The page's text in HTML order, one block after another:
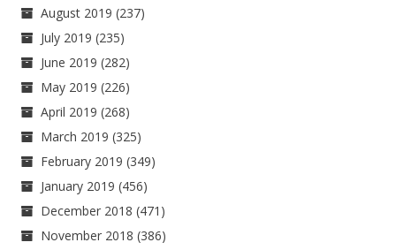
August 2019 (237)
July 2019 (235)
June 2019 (282)
May 2019 (226)
April 2019 (268)
March 2019 (325)
February 2019 (349)
January 2019 (456)
December 2018 (471)
November 2018 (386)